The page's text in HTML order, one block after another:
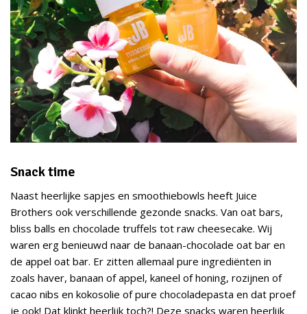
Snack time
Naast heerlijke sapjes en smoothiebowls heeft Juice
Brothers ook verschillende gezonde snacks. Van oat bars,
bliss balls en chocolade truffels tot raw cheesecake. Wij
waren erg benieuwd naar de banaan-chocolade oat bar en
de appel oat bar. Er zitten allemaal pure ingrediënten in
zoals haver, banaan of appel, kaneel of honing, rozijnen of
cacao nibs en kokosolie of pure chocoladepasta en dat proef
je ook! Dat klinkt heerlijk toch?! Deze snacks waren heerlijk